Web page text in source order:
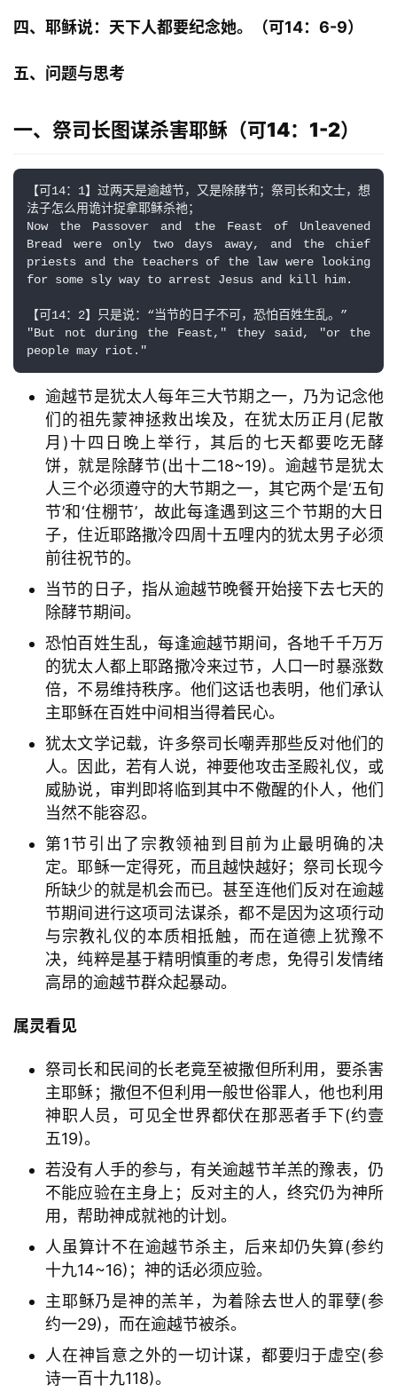
四、耶稣说：天下人都要纪念她。（可14：6-9）
五、问题与思考
一、祭司长图谋杀害耶稣（可14：1-2）
【可14：1】过两天是逾越节，又是除酵节；祭司长和文士，想
法子怎么用诡计捉拿耶稣杀祂；
Now the Passover and the Feast of Unleavened
Bread were only two days away, and the chief
priests and the teachers of the law were looking
for some sly way to arrest Jesus and kill him.
【可14：2】只是说：“当节的日子不可，恐怕百姓生乱。”
"But not during the Feast," they said, "or the
people may riot."
逾越节是犹太人每年三大节期之一，乃为记念他
们的祖先蒙神拯救出埃及，在犹太历正月(尼散
月)十四日晚上举行，其后的七天都要吃无酵
饼，就是除酵节(出十二18~19)。逾越节是犹太
人三个必须遵守的大节期之一，其它两个是‘五旬
节’和‘住棚节’，故此每逢遇到这三个节期的大日
子，住近耶路撒冷四周十五哩内的犹太男子必须
前往祝节的。
当节的日子，指从逾越节晚餐开始接下去七天的
除酵节期间。
恐怕百姓生乱，每逢逾越节期间，各地千千万万
的犹太人都上耶路撒冷来过节，人口一时暴涨数
倍，不易维持秩序。他们这话也表明，他们承认
主耶稣在百姓中间相当得着民心。
犹太文学记载，许多祭司长嘲弄那些反对他们的
人。因此，若有人说，神要他攻击圣殿礼仪，或
威胁说，审判即将临到其中不儆醒的仆人，他们
当然不能容忍。
第1节引出了宗教领袖到目前为止最明确的决
定。耶稣一定得死，而且越快越好；祭司长现今
所缺少的就是机会而已。甚至连他们反对在逾越
节期间进行这项司法谋杀，都不是因为这项行动
与宗教礼仪的本质相抵触，而在道德上犹豫不
决，纯粹是基于精明慎重的考虑，免得引发情绪
高昂的逾越节群众起暴动。
属灵看见
祭司长和民间的长老竟至被撒但所利用，要杀害
主耶稣；撒但不但利用一般世俗罪人，他也利用
神职人员，可见全世界都伏在那恶者手下(约壹
五19)。
若没有人手的参与，有关逾越节羊羔的豫表，仍
不能应验在主身上；反对主的人，终究仍为神所
用，帮助神成就祂的计划。
人虽算计不在逾越节杀主，后来却仍失算(参约
十九14~16)；神的话必须应验。
主耶稣乃是神的羔羊，为着除去世人的罪孽(参
约一29)，而在逾越节被杀。
人在神旨意之外的一切计谋，都要归于虚空(参
诗一百十九118)。